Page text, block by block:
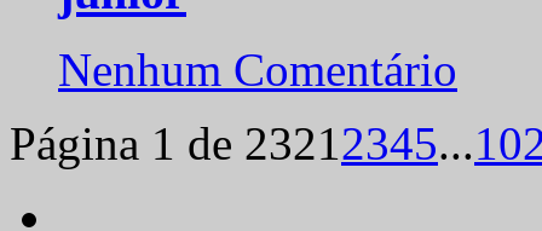
Nenhum Comentário
Página 1 de 23212345...10